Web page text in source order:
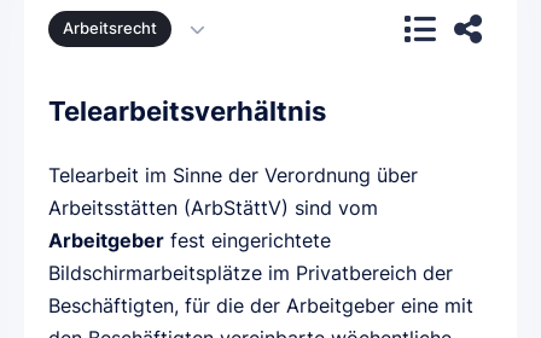
Arbeitsrecht
Telearbeitsverhältnis
Telearbeit im Sinne der Verordnung über
Arbeitsstätten (ArbStättV) sind vom
Arbeitgeber fest eingerichtete
Bildschirmarbeitsplätze im Privatbereich der
Beschäftigten, für die der Arbeitgeber eine mit